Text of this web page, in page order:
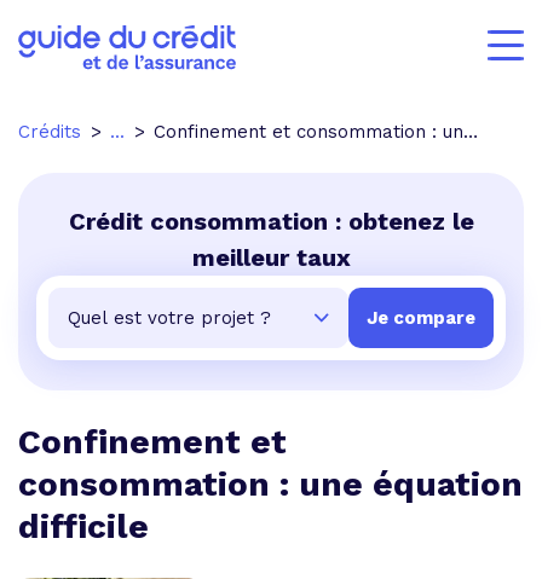
Crédits ... Confinement et consommation : une équation difficile
Crédit consommation : obtenez le
meilleur taux
Confinement et
consommation : une équation
difficile